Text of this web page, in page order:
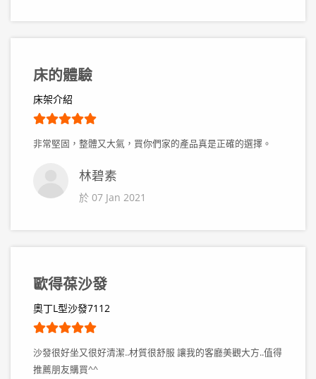
床的體驗
床架介紹
非常堅固，整體又大氣，買你們家的產品真是正確的選擇。
林碧素
於 07 Jan 2021
歐得葆沙發
奧丁L型沙發7112
沙發很好坐又很好清潔..材質很舒服 讓我的客廳美觀大方..值得
推薦朋友購買^^